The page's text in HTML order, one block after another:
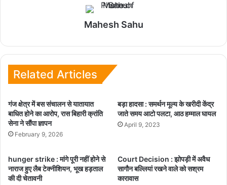
Mahesh Sahu
Related Articles
गंज क्षेत्र में बस संचालन से यातायात
बाधित होने का आरोप, रास बिहारी क्रांति
सेना ने सौंपा ज्ञापन
February 9, 2026
बड़ा हादसा : समर्थन मूल्य के खरीदी केंद्र
जाते समय आटो पलटा, आठ हम्माल घायल
April 9, 2023
hunger strike : मांगे पूरी नहीं होने से
नाराज हुए लैब टेक्नीशियन, भूख हड़ताल
की दी चेतावनी
Court Decision : झोपड़ी में अवैध
सागौन बल्लियां रखने वाले को सश्रम
कारावास